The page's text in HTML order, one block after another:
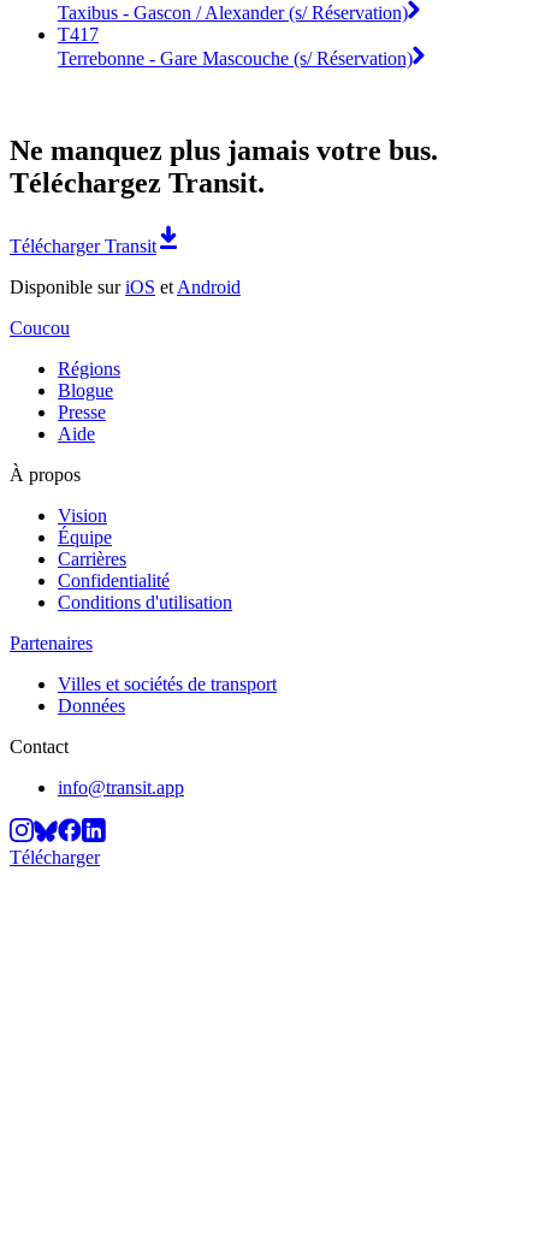
Taxibus - Gascon / Alexander (s/ Réservation)
T417
Terrebonne - Gare Mascouche (s/ Réservation)
Ne manquez plus jamais votre bus.
Téléchargez Transit.
Télécharger Transit
Disponible suriOS et Android
Coucou
Régions
Blogue
Presse
Aide
À propos
Vision
Équipe
Carrières
Confidentialité
Conditions d'utilisation
Partenaires
Villes et sociétés de transport
Données
Contact
info@transit.app
Télécharger